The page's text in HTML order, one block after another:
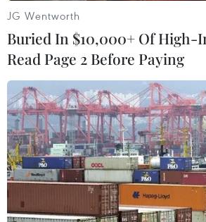
JG Wentworth
Buried In $10,000+ Of High-
Read Page 2 Before Paying